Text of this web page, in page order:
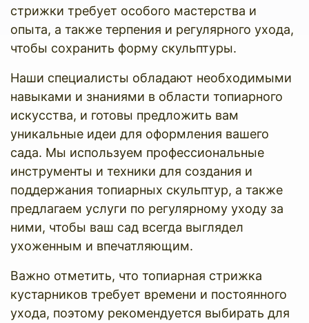
стрижки требует особого мастерства и
опыта, а также терпения и регулярного ухода,
чтобы сохранить форму скульптуры.
Наши специалисты обладают необходимыми
навыками и знаниями в области топиарного
искусства, и готовы предложить вам
уникальные идеи для оформления вашего
сада. Мы используем профессиональные
инструменты и техники для создания и
поддержания топиарных скульптур, а также
предлагаем услуги по регулярному уходу за
ними, чтобы ваш сад всегда выглядел
ухоженным и впечатляющим.
Важно отметить, что топиарная стрижка
кустарников требует времени и постоянного
ухода, поэтому рекомендуется выбирать для